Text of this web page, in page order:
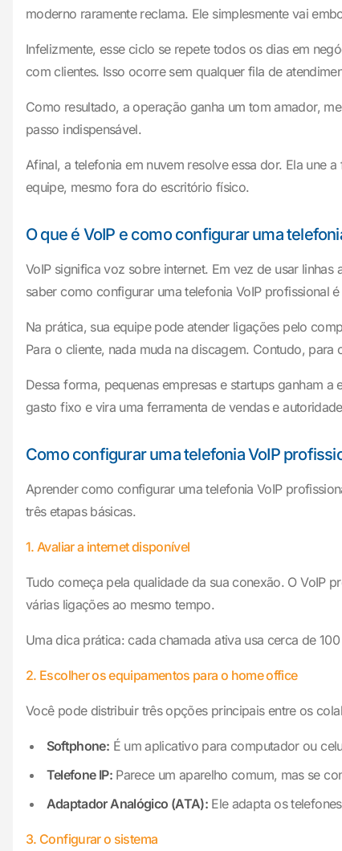
moderno raramente reclama. Ele simplesmente vai
Infelizmente, esse ciclo se repete todos os dias em
com clientes. Isso ocorre sem qualquer fila de
Como resultado, a operação ganha um tom amador,
passo indispensável.
Afinal, a telefonia em nuvem resolve essa dor. Ela une
equipe, mesmo fora do escritório físico.
O que é VoIP e como configurar uma
VoIP significa voz sobre internet. Em vez de usar
saber como configurar uma telefonia VoIP profissional
Na prática, sua equipe pode atender ligações pelo
Para o cliente, nada muda na discagem. Contudo, para
Dessa forma, pequenas empresas e startups ganham
gasto fixo e vira uma ferramenta de vendas e
Como configurar uma telefonia VoIP
Aprender como configurar uma telefonia VoIP
três etapas básicas.
1. Avaliar a internet disponível
Tudo começa pela qualidade da sua conexão. O VoIP
várias ligações ao mesmo tempo.
Uma dica prática: cada chamada ativa usa cerca de
2. Escolher os equipamentos para o home office
Você pode distribuir três opções principais entre os
Softphone: É um aplicativo para computador ou
Telefone IP:Parece um aparelho comum, mas se
Adaptador Analógico (ATA):Ele adapta os
3. Configurar o sistema